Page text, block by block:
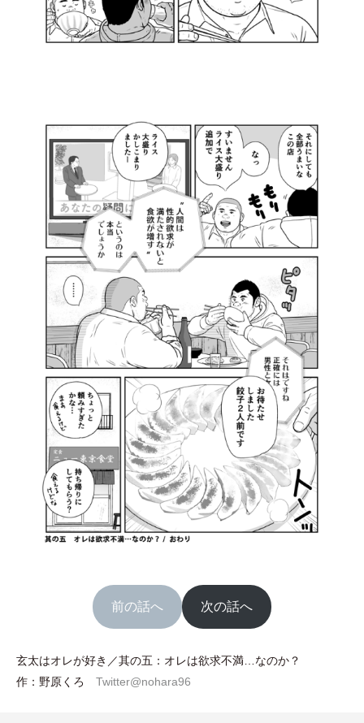
前の話へ 次の話へ
玄太はオレが好き／其の五：オレは欲求不満…なのか？
作：野原くろ Twitter@nohara96